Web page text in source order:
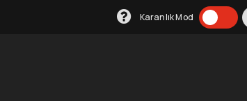
Karanlık Mod